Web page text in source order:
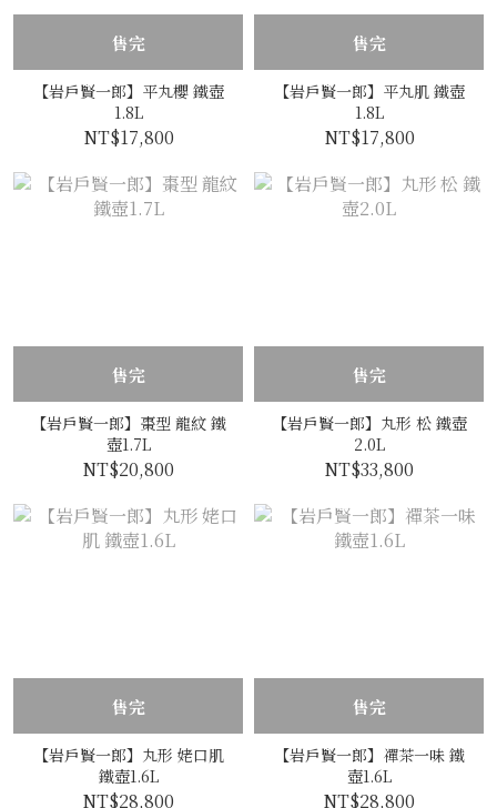
售完
【岩戶賢一郎】平丸櫻 鐵壺
1.8L
NT$17,800
售完
【岩戶賢一郎】平丸肌 鐵壺
1.8L
NT$17,800
售完
【岩戶賢一郎】棗型 龍紋 鐵
壺1.7L
NT$20,800
售完
【岩戶賢一郎】丸形 松 鐵壺
2.0L
NT$33,800
售完
【岩戶賢一郎】丸形 姥口肌
鐵壺1.6L
NT$28,800
售完
【岩戶賢一郎】禪茶一味 鐵
壺1.6L
NT$28,800